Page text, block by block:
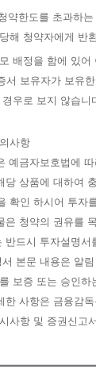
약한도를 초과하는
해 청약자에게 반
배정을 함에 있어
서 보유자가 보유
경우로 보지 않습니
사항
예금자보호법에
당 상품에 대하여
확인 하시어 투자
은 청약의 권유를
반드시 투자설명
본문 내용은 알
보증 또는 승인
한 사항은 금융감
사항 및 증권신고